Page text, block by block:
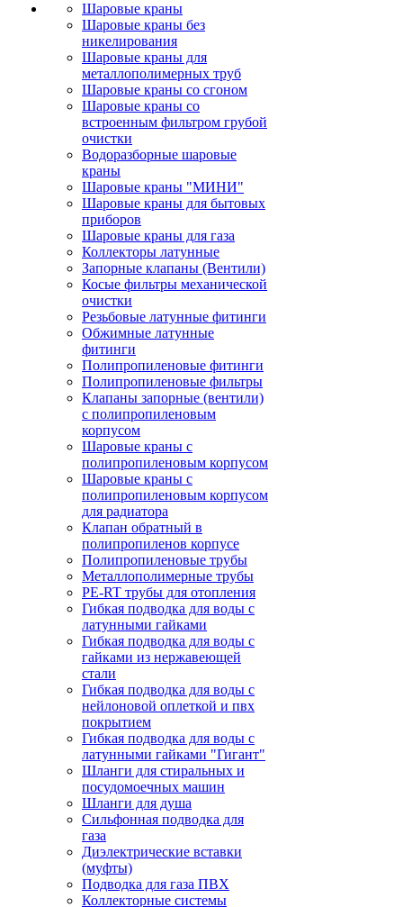
Шаровые краны
Шаровые краны без
никелирования
Шаровые краны для
металлополимерных труб
Шаровые краны со сгоном
Шаровые краны со
встроенным фильтром грубой
очистки
Водоразборные шаровые
краны
Шаровые краны "МИНИ"
Шаровые краны для бытовых
приборов
Шаровые краны для газа
Коллекторы латунные
Запорные клапаны (Вентили)
Косые фильтры механической
очистки
Резьбовые латунные фитинги
Обжимные латунные
фитинги
Полипропиленовые фитинги
Полипропиленовые фильтры
Клапаны запорные (вентили)
с полипропиленовым
корпусом
Шаровые краны с
полипропиленовым корпусом
Шаровые краны с
полипропиленовым корпусом
для радиатора
Клапан обратный в
полипропиленов корпусе
Полипропиленовые трубы
Металлополимерные трубы
PE-RT трубы для отопления
Гибкая подводка для воды с
латунными гайками
Гибкая подводка для воды с
гайками из нержавеющей
стали
Гибкая подводка для воды с
нейлоновой оплеткой и пвх
покрытием
Гибкая подводка для воды с
латунными гайками "Гигант"
Шланги для стиральных и
посудомоечных машин
Шланги для душа
Сильфонная подводка для
газа
Диэлектрические вставки
(муфты)
Подводка для газа ПВХ
Коллекторные системы